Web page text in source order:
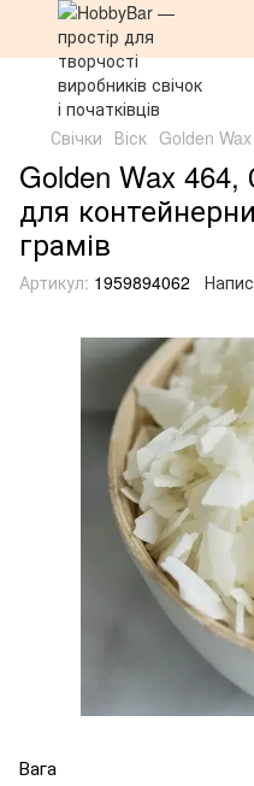
Свічки Віск Golden
Golden Wax
для
грамів
Артикул: 1959894062
Вага